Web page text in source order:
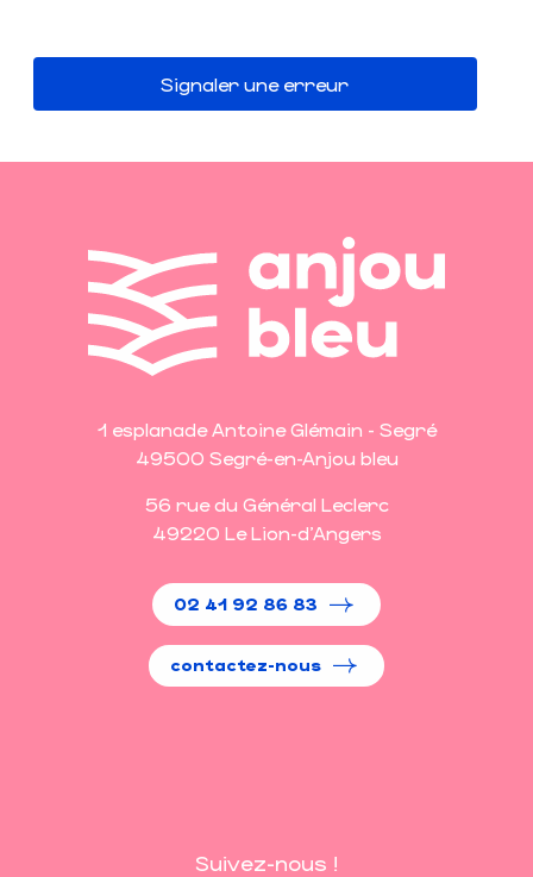
Signaler une erreur
1 esplanade Antoine Glémain - Segré
49500 Segré-en-Anjou bleu
56 rue du Général Leclerc
49220 Le Lion-d'Angers
02 41 92 86 83
contactez-nous
Suivez-nous !